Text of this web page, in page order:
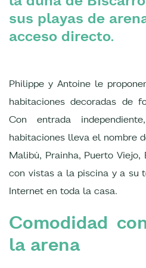
sus playas de
acceso directo.
Philippe y Antoine le
habitaciones decoradas de
Con entrada
habitaciones lleva el nombre
Malibú, Prainha, Puerto
con vistas a la piscina y a su
Internet en toda la casa.
Comodidad
la arena